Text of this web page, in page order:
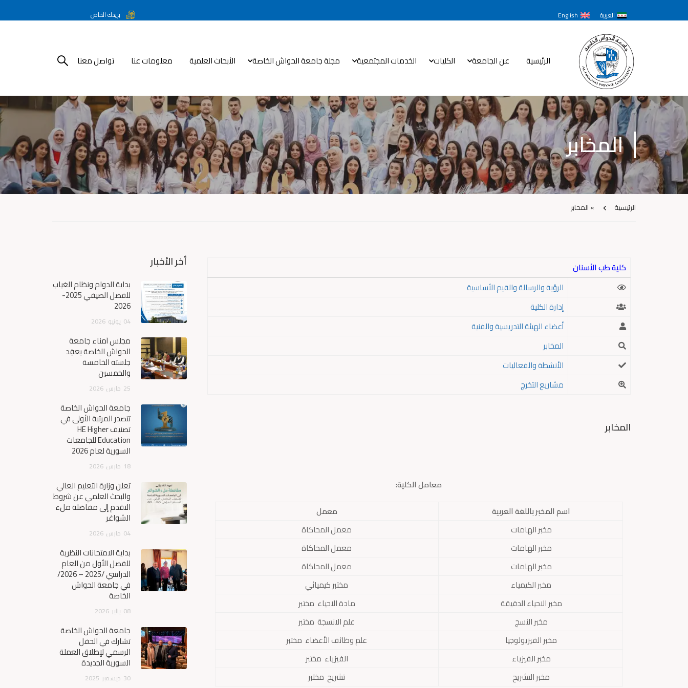
العربية English بريدك الخاص
الرئيسية عن الجامعة الكليات الخدمات المجتمعية مجلة جامعة الحواش الخاصة الأبحاث العلمية معلومات عنا تواصل معنا
المخابر
الرئيسية » المخابر
كلية طب الأسنان
الرؤية والرسالة والقيم الأساسية
إدارة الكلية
أعضاء الهيئة التدريسية والفنية
المخابر
الأنشطة والفعاليات
مشاريع التخرج
المخابر
معامل الكلية:
اسم المخبر باللغة العربية
معمل
مخبر الهامات
معمل المحاكاة
مخبر الهامات
معمل المحاكاة
مخبر الهامات
معمل المحاكاة
مخبر الكيمياء
مختبر كيميائي
مخبر الاحياء الدقيقة
مادة الاحياء مختبر
مخبر النسج
علم الانسجة مختبر
مخبر الفيزيولوجيا
علم وظائف الأعضاء مختبر
مخبر الفيزياء
الفيزياء مختبر
مخبر التشريح
تشريح مختبر
أخر الأخبار
بداية الدوام ونظام الغياب
للفصل الصيفي 2025-
2026
04 يونيو 2026
مجلس أمناء جامعة
الحواش الخاصة يعقِد
جلسته الخامسة
والخمسين
25 مارس 2026
جامعة الحواش الخاصة
تتصدر المرتبة الأولى في
تصنيف HE Higher
Education للجامعات
السورية لعام 2026
18 مارس 2026
تعلن وزارة التعليم العالي
والبحث العلمي عن شروط
التقدم إلى مفاضلة ملء
الشواغر
04 مارس 2026
بداية الامتحانات النظرية
للفصل الأول من العام
الدراسي /2025 – 2026/
في جامعة الحواش
الخاصة
08 يناير 2026
جامعة الحواش الخاصة
تشارك في الحفل
الرسمي لإطلاق العملة
السورية الجديدة
30 ديسمبر 2025